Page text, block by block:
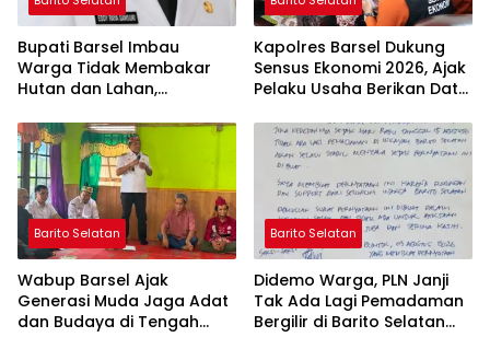
Bupati Barsel Imbau
Warga Tidak Membakar
Hutan dan Lahan,
Bebas Kabut Asap
Kapolres Barsel Dukung
Sensus Ekonomi 2026, Ajak
Pelaku Usaha Berikan Data
Barito Selatan
Wabup Barsel Ajak
Generasi Muda Jaga Adat
dan Budaya di Tengah
Barito Selatan
Didemo Warga, PLN Janji
Tak Ada Lagi Pemadaman
Bergilir di Barito Selatan